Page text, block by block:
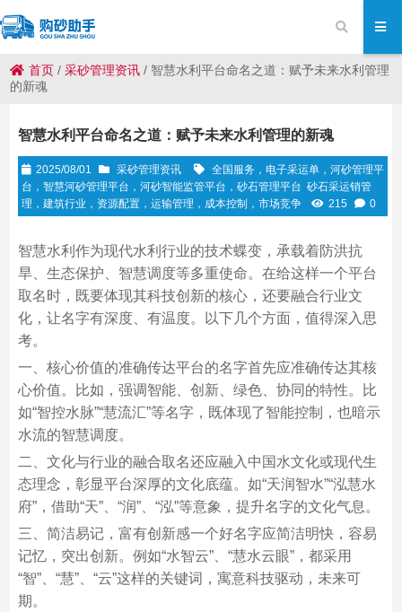
首页 /采砂管理资讯 / 智慧水利平台命名之道：赋予未来水利管理
的新魂
智慧水利平台命名之道：赋予未来水利管理的新魂
2025/08/01 采砂管理资讯
全国服务，电子采运单，河砂管理平
台，智慧河砂管理平台，河砂智能监管平台，砂石管理平台 砂石采运销管
理，建筑行业，资源配置，运输管理，成本控制，市场竞争
215 0
智慧水利作为现代水利行业的技术蝶变，承载着防洪抗
旱、生态保护、智慧调度等多重使命。在给这样一个平台
取名时，既要体现其科技创新的核心，还要融合行业文
化，让名字有深度、有温度。以下几个方面，值得深入思
考。
一、核心价值的准确传达平台的名字首先应准确传达其核
心价值。比如，强调智能、创新、绿色、协同的特性。比
如“智控水脉”“慧流汇”等名字，既体现了智能控制，也暗示
水流的智慧调度。
二、文化与行业的融合取名还应融入中国水文化或现代生
态理念，彰显平台深厚的文化底蕴。如“天润智水”“泓慧水
府”，借助“天”、“润”、“泓”等意象，提升名字的文化气息。
三、简洁易记，富有创新感一个好名字应简洁明快，容易
记忆，突出创新。例如“水智云”、“慧水云眼”，都采用
“智”、“慧”、“云”这样的关键词，寓意科技驱动，未来可
期。